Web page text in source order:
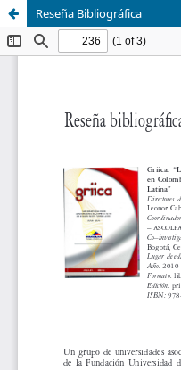
Reseña Bibliográfica